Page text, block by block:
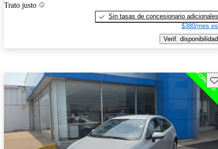
Trato justo
Sin tasas de concesionario adicionales
$380/mes
Verif. disponibilidad